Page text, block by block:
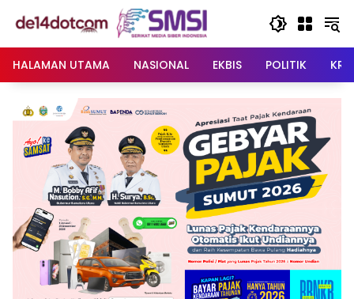
HALAMAN UTAMA
NASIONAL EKBIS POLITIK